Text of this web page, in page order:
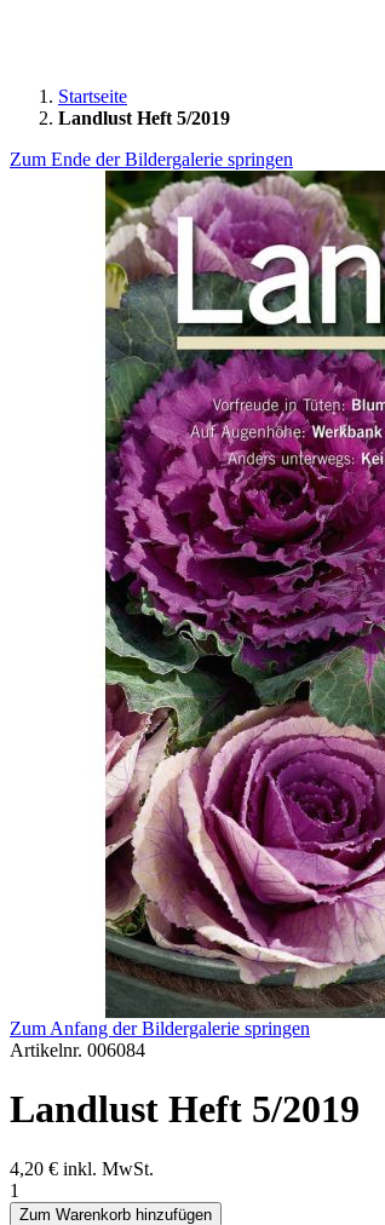
Startseite
Landlust Heft 5/2019
Zum Ende der Bildergalerie springen
Zum Anfang der Bildergalerie springen
Artikelnr. 006084
Landlust Heft 5/2019
4,20 € inkl. MwSt.
1
Zum Warenkorb hinzufügen